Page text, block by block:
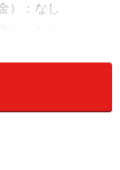
）：なし